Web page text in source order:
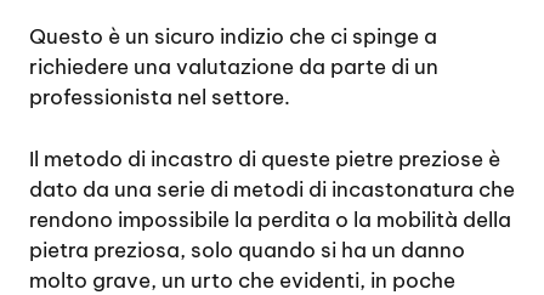
Questo è un sicuro indizio che ci spinge a
richiedere una valutazione da parte di un
professionista nel settore.
Il metodo di incastro di queste pietre preziose è
dato da una serie di metodi di incastonatura che
rendono impossibile la perdita o la mobilità della
pietra preziosa, solo quando si ha un danno
molto grave, un urto che evidenti, in poche